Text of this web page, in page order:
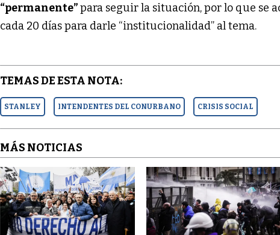
“permanente”para seguir la situación, por lo que se
cada 20 días para darle “institucionalidad” al tema.
TEMAS DE ESTA NOTA:
STANLEY INTENDENTES DEL CONURBANO CRISIS SOCIAL
MÁS NOTICIAS